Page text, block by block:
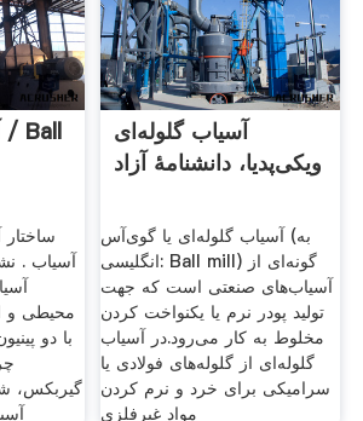
ساختار
آسیاب .
محیطی و
گیربکس،
آسیاب گلوله‌ای
ویکی‌پدیا، دانشنامهٔ آزاد
آسیاب گلوله‌ای یا گوی‌آس (به
انگلیسی: Ball mill) گونه‌ای از
آسیاب‌های صنعتی است که جهت
تولید پودر نرم یا یکنواخت کردن
مخلوط به کار می‌رود.در آسیاب
گلوله‌ای از گلوله‌های فولادی یا
سرامیکی برای خرد و نرم کردن
مواد غیرفلزی